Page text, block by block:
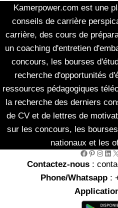
Kamerpower.com est une
conseils de carrière
carrière, des cours de
un coaching d'entretien
concours, les bourses
recherche d'opportunités
ressources pédagogiques
la recherche des derniers
de CV et de lettres de
sur les concours, les
nationaux et les
Facebook Pinterest InstagramLinkedIn X
Contactez-nous :
Phone/Whatsapp: